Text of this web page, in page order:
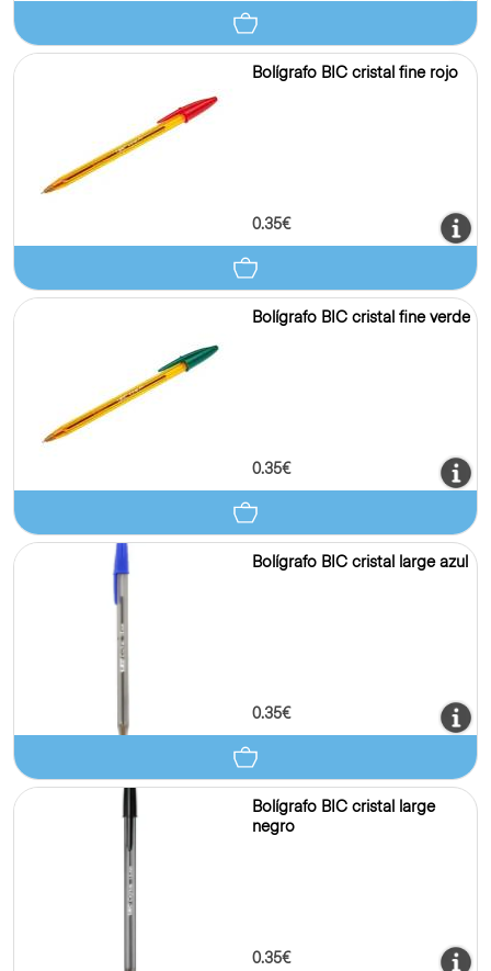
Bolígrafo BIC cristal fine rojo
0.35€
Bolígrafo BIC cristal fine verde
0.35€
Bolígrafo BIC cristal large azul
0.35€
Bolígrafo BIC cristal large
negro
0.35€